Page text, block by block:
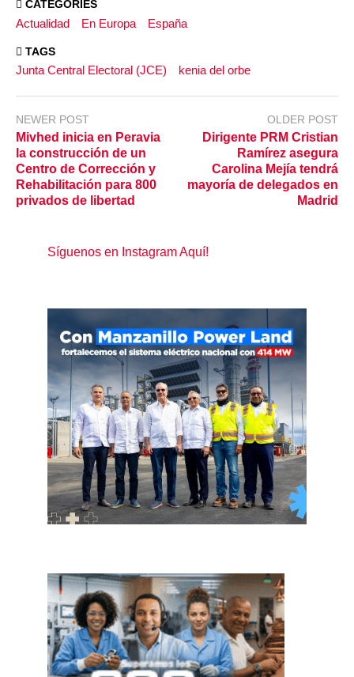
CATEGORIES
Actualidad En Europa España
TAGS
Junta Central Electoral (JCE) kenia del orbe
NEWER POST
Mivhed inicia en Peravia
la construcción de un
Centro de Corrección y
Rehabilitación para 800
privados de libertad
OLDER POST
Dirigente PRM Cristian
Ramírez asegura
Carolina Mejía tendrá
mayoría de delegados en
Madrid
Síguenos en Instagram Aquí!